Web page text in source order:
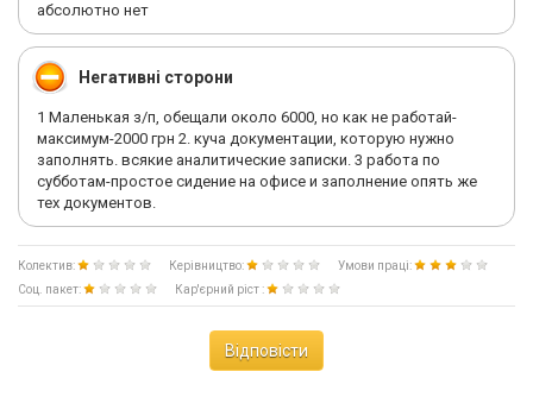
абсолютно нет
Негативні сторони
1 Маленькая з/п, обещали около 6000, но как не работай-
максимум-2000 грн 2. куча документации, которую нужно
заполнять. всякие аналитические записки. 3 работа по
субботам-простое сидение на офисе и заполнение опять же
тех документов.
Колектив: Керівництво:
Умови праці:
Соц. пакет:
Кар'єрний ріст :
Відповісти